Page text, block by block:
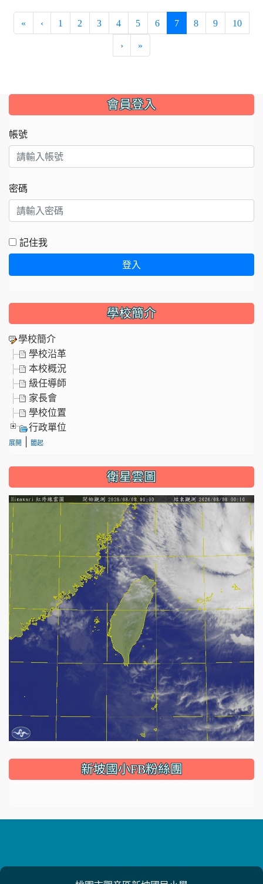
« ‹ 1 2 3 4 5 6 7(current)
8 9 10
› »
::: 會員登入
帳號
密碼
記住我
登入
學校簡介
學校簡介
學校沿革
本校概況
級任導師
家長會
學校位置
行政單位
展開 闔起
衛星雲圖
::: 新坡國小FB粉絲團